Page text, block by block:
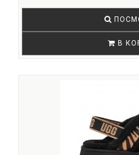
В